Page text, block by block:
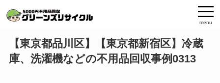
menu
【東京都品川区】【東京都新宿区】冷蔵
庫、洗濯機などの不用品回収事例0313